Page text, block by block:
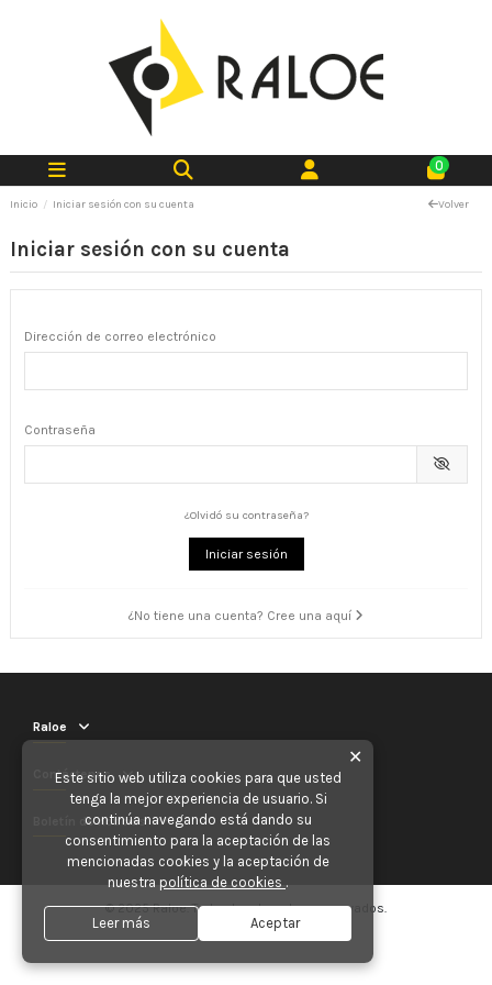
0
Inicio Iniciar sesión con su cuenta Volver
Iniciar sesión con su cuenta
Dirección de correo electrónico
Contraseña
¿Olvidó su contraseña?
Iniciar sesión
¿No tiene una cuenta? Cree una aquí
Raloe
Contáctenos
Boletín de noticias
© 2025 Raloe. Todos los derechos reservados.
✕
Este sitio web utiliza cookies para que usted
tenga la mejor experiencia de usuario. Si
continúa navegando está dando su
consentimiento para la aceptación de las
mencionadas cookies y la aceptación de
nuestra política de cookies .
Leer más Aceptar